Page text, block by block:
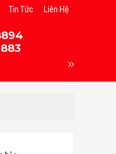
Tin Tức Liên Hệ